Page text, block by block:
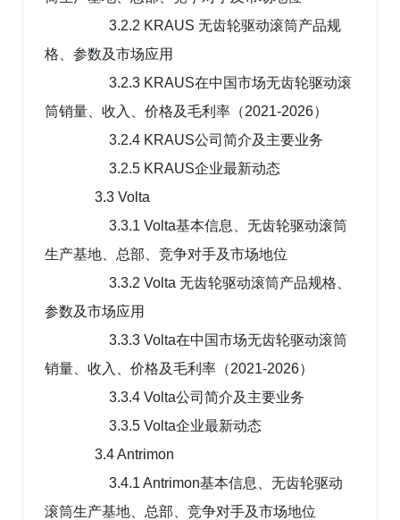
3.2.2 KRAUS 无齿轮驱动滚筒产品规
格、参数及市场应用
3.2.3 KRAUS在中国市场无齿轮驱动滚
筒销量、收入、价格及毛利率（2021-2026）
3.2.4 KRAUS公司简介及主要业务
3.2.5 KRAUS企业最新动态
3.3 Volta
3.3.1 Volta基本信息、无齿轮驱动滚筒
生产基地、总部、竞争对手及市场地位
3.3.2 Volta 无齿轮驱动滚筒产品规格、
参数及市场应用
3.3.3 Volta在中国市场无齿轮驱动滚筒
销量、收入、价格及毛利率（2021-2026）
3.3.4 Volta公司简介及主要业务
3.3.5 Volta企业最新动态
3.4 Antrimon
3.4.1 Antrimon基本信息、无齿轮驱动
滚筒生产基地、总部、竞争对手及市场地位